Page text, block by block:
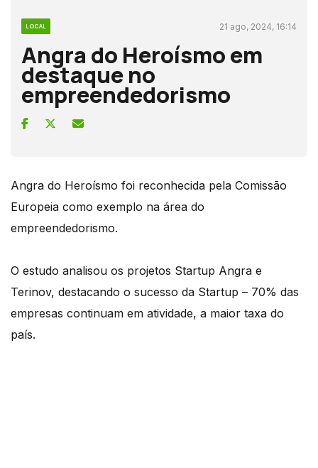
LOCAL 21 ago, 2024, 16:14
Angra do Heroísmo em
destaque no
empreendedorismo
Angra do Heroísmo foi reconhecida pela Comissão
Europeia como exemplo na área do
empreendedorismo.
O estudo analisou os projetos Startup Angra e
Terinov, destacando o sucesso da Startup – 70% das
empresas continuam em atividade, a maior taxa do
país.